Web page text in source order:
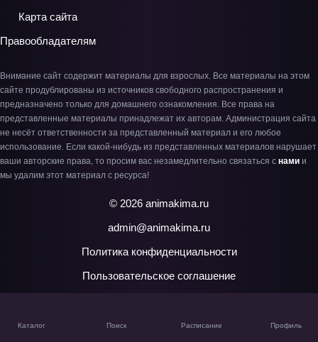
Каталог Поиск Расписание Профиль
Карта сайта
Правообладателям
Внимание сайт содержит материалы для взрослых. Все материалы на этом
сайте продублированы из источников свободного распространения и
предназначено только для домашнего ознакомления. Все права на
представленные материалы принадлежат их авторам. Администрация сайта
не несёт ответственности за представленный материал и его любое
использование. Если какой-нибудь из представленных материалов нарушает
ваши авторские права, то просим вас незамедлительно связаться с нами и
мы удалим этот материал с ресурса!
© 2026 animakima.ru
admin@animakima.ru
Политика конфиденциальности
Пользовательское соглашение